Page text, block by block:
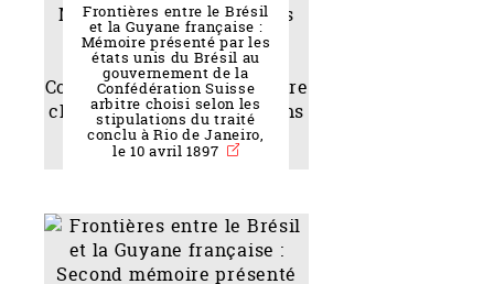
Frontières entre le Brésil
et la Guyane française :
Mémoire présenté par les
états unis du Brésil au
gouvernement de la
Confédération Suisse
arbitre choisi selon les
stipulations du traité
conclu à Rio de Janeiro,
le 10 avril 1897